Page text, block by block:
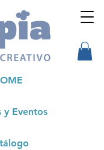
y Eventos